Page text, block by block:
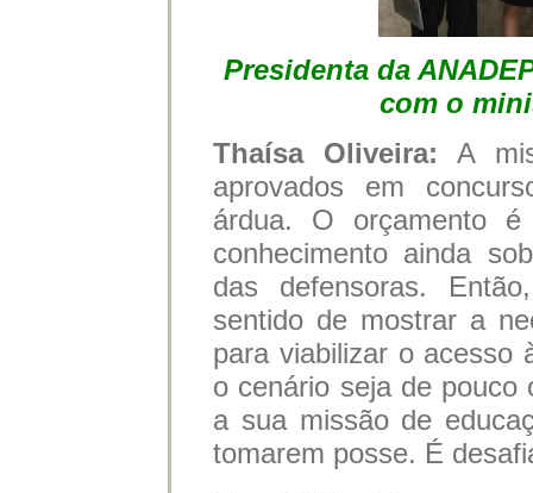
Presidenta da
com o
Thaísa Oliveira:A
aprovados em
árdua. O orçamento
conhecimento ainda
das defensoras.
sentido de mostrar a
para viabilizar o acesso
o cenário seja de pouco
a sua missão de
tomarem posse. É